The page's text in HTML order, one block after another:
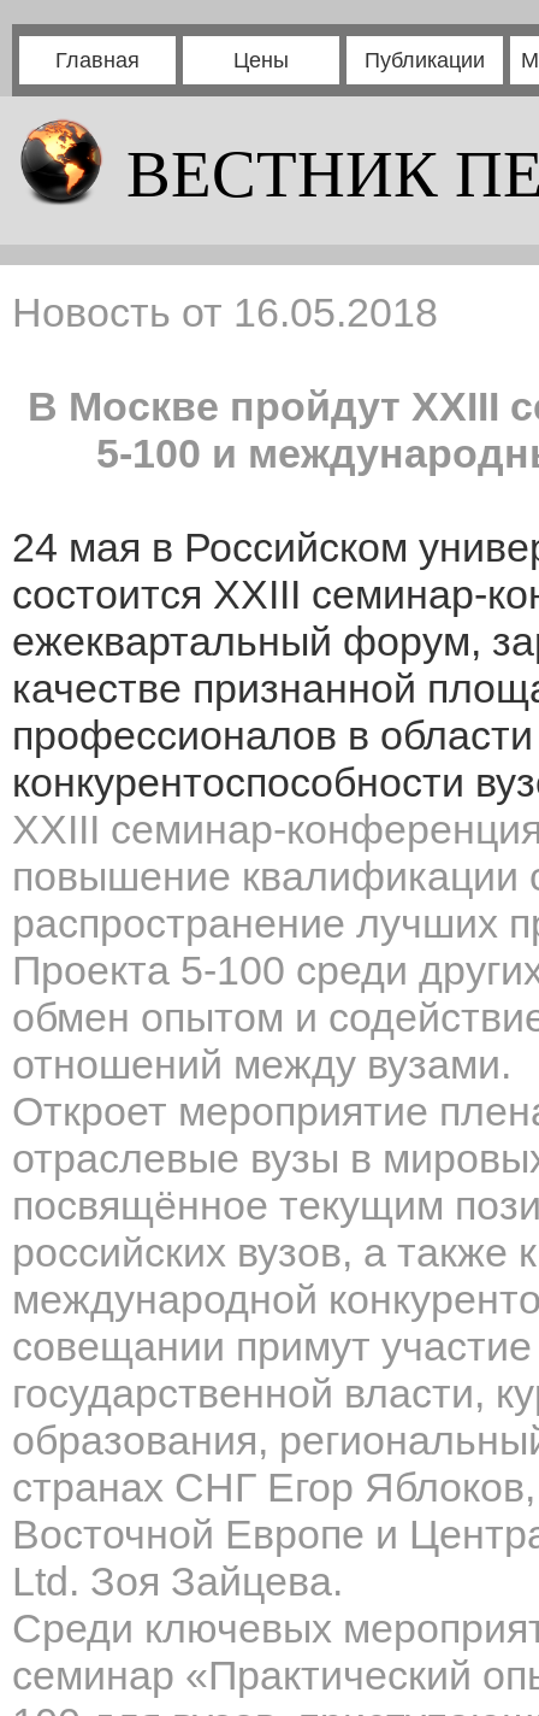
Главная Цены Публикации
ВЕСТНИК
Новость от 16.05.2018
В Москве пройдут XXIII
5-100 и
24 мая в Российском
состоится XXIII семинар-
ежеквартальный форум,
качестве признанной
профессионалов в
конкурентоспособности
XXIII семинар-
повышение квалификации
распространение лучших
Проекта 5-100 среди
обмен опытом и
отношений между вузами.
Откроет мероприятие
отраслевые вузы в
посвящённое текущим
российских вузов, а также
международной
совещании примут
государственной власти,
образования,
странах СНГ Егор
Восточной Европе и
Ltd. Зоя Зайцева.
Среди ключевых
семинар «Практический